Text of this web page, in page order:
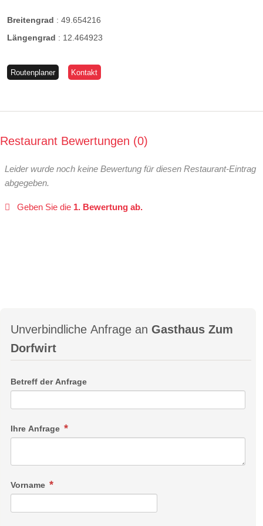
Breitengrad : 49.654216
Längengrad : 12.464923
Routenplaner Kontakt
Restaurant Bewertungen 0
Leider wurde noch keine Bewertung für diesen Restaurant-Eintrag
abgegeben.
Geben Sie die 1. Bewertung ab.
Unverbindliche Anfrage an Gasthaus Zum
Dorfwirt
Betreff der Anfrage
Ihre Anfrage
Vorname